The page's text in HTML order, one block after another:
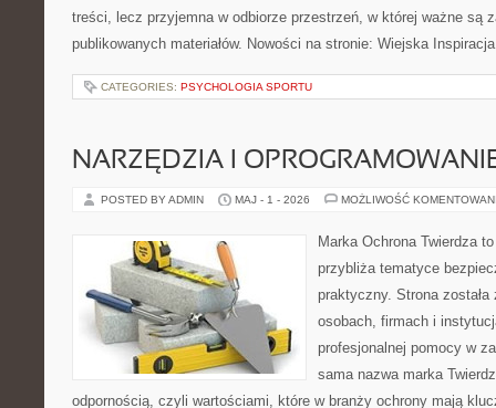
treści, lecz przyjemna w odbiorze przestrzeń, w której ważne są
publikowanych materiałów. Nowości na stronie: Wiejska
CATEGORIES: PSYCHOLOGIA SPORTU
NARZĘDZIA I
POSTED BY ADMIN MAJ - 1 - 2026 MOŻLIWOŚĆ
Marka Ochrona Twierdza
przybliża tematyce
praktyczny. Strona
osobach, firmach i
profesjonalnej pomocy w
sama nazwa marka
odpornością, czyli wartościami, które w branży ochrony mają